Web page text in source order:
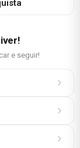
e seguir!